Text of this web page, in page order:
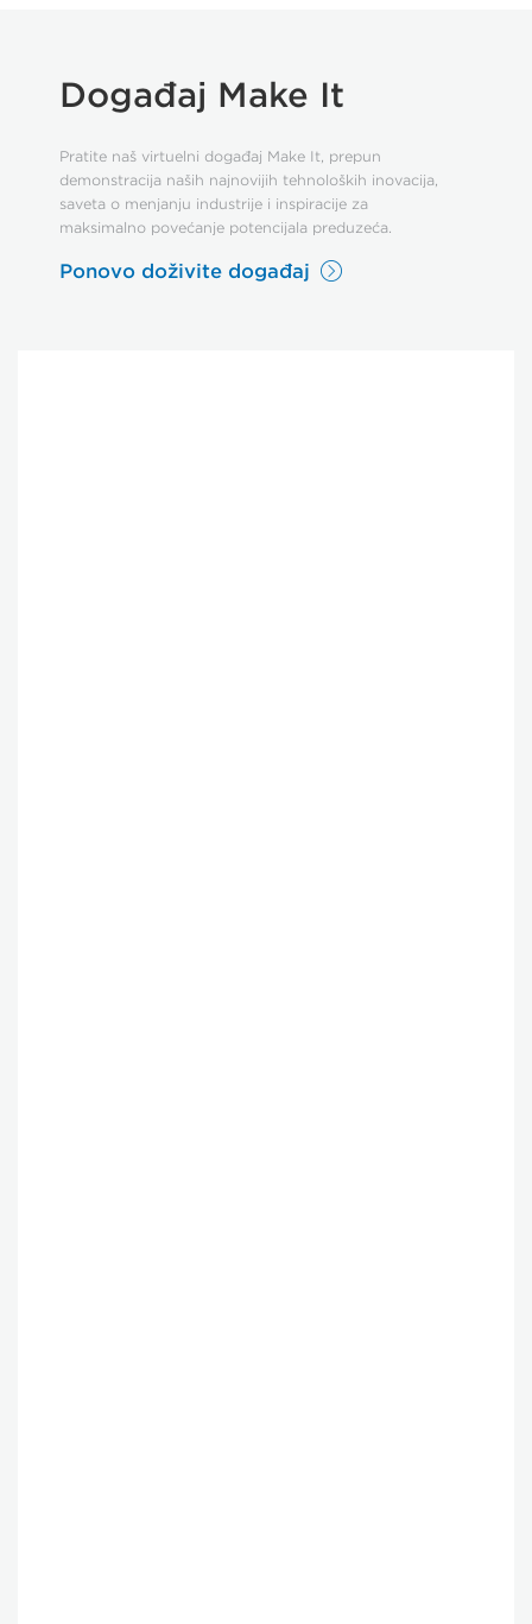
Događaj Make It
Pratite naš virtuelni događaj Make It, prepun
demonstracija naših najnovijih tehnoloških inovacija,
saveta o menjanju industrije i inspiracije za
maksimalno povećanje potencijala preduzeća.
Ponovo doživite događaj